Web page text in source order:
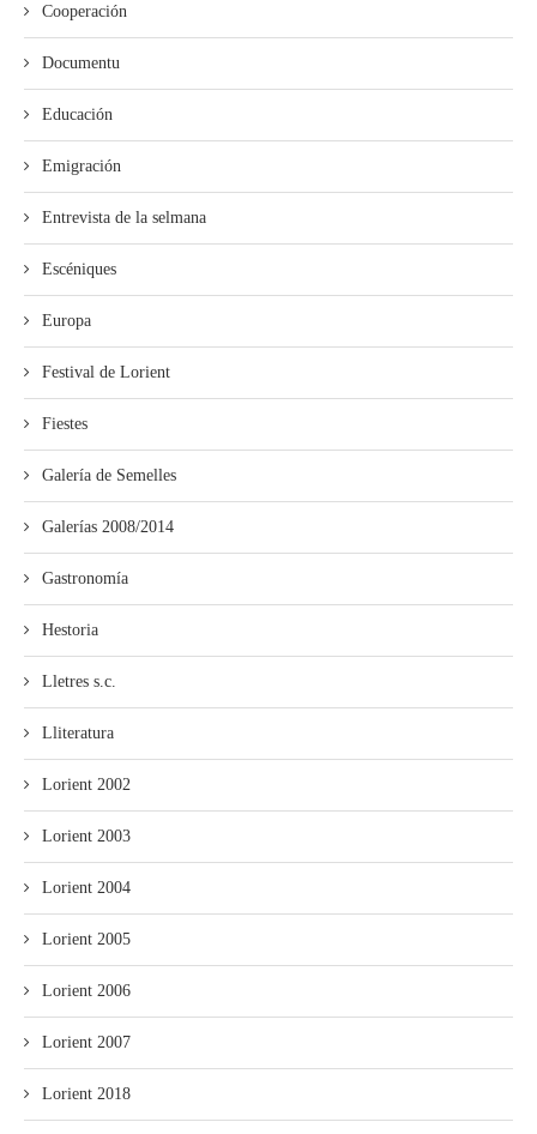
Cooperación
Documentu
Educación
Emigración
Entrevista de la selmana
Escéniques
Europa
Festival de Lorient
Fiestes
Galería de Semelles
Galerías 2008/2014
Gastronomía
Hestoria
Lletres s.c.
Lliteratura
Lorient 2002
Lorient 2003
Lorient 2004
Lorient 2005
Lorient 2006
Lorient 2007
Lorient 2018